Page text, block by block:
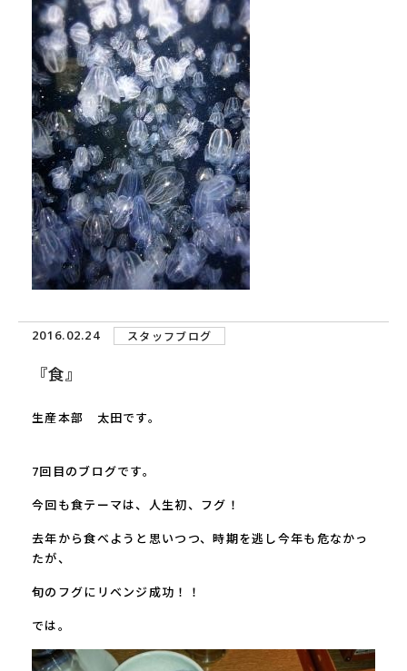
2016.02.24 スタッフブログ
『食』
生産本部 太田です。
7回目のブログです。
今回も食テーマは、人生初、フグ！
去年から食べようと思いつつ、時期を逃し今年も危なかっ
たが、
旬のフグにリベンジ成功！！
では。